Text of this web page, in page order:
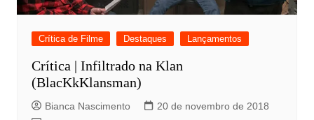
Crítica de Filme Destaques Lançamentos
Crítica | Infiltrado na Klan
(BlacKkKlansman)
Bianca Nascimento
20 de novembro de 2018